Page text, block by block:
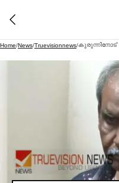
Home/News/Truevisionnews/